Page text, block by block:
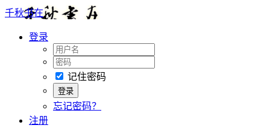
千秋书在
登录
记住密码
忘记密码？
注册